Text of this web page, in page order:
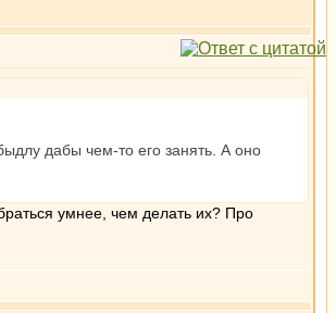
дабы чем-то его занять. А оно
умнее, чем делать их? Про